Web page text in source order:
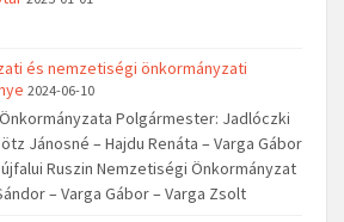
és nemzetiségi önkormányzati
2024-06-10
Polgármester: Jadlóczki
Jánosné – Hajdu Renáta – Varga Gábor
Ruszin Nemzetiségi Önkormányzat
– Varga Gábor – Varga Zsolt